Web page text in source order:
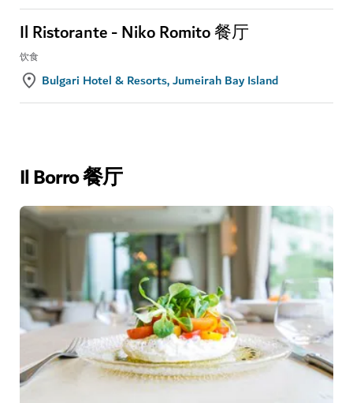
Il Ristorante - Niko Romito 餐厅
饮食
Bulgari Hotel & Resorts, Jumeirah Bay Island
Il Borro 餐厅